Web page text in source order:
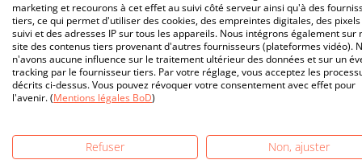
marketing et recourons à cet effet au suivi côté serveur ainsi qu'à des
tiers, ce qui permet d'utiliser des cookies, des empreintes digitales, des
suivi et des adresses IP sur tous les appareils. Nous intégrons également sur
site des contenus tiers provenant d'autres fournisseurs (plateformes vidéo).
n'avons aucune influence sur le traitement ultérieur des données et sur un
tracking par le fournisseur tiers. Par votre réglage, vous acceptez les
décrits ci-dessus. Vous pouvez révoquer votre consentement avec effet pour
l'avenir. (Mentions légales BoD)
Refuser
Non, ajuster